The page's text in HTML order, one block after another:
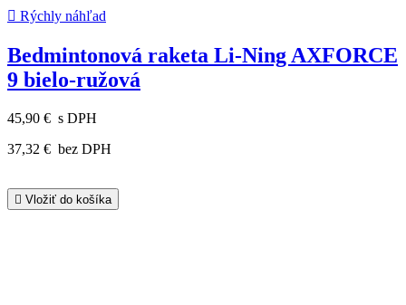
 Rýchly náhľad
Bedmintonová raketa Li-Ning AXFORCE
9 bielo-ružová
45,90 € s DPH
37,32 € bez DPH
 Vložiť do košíka